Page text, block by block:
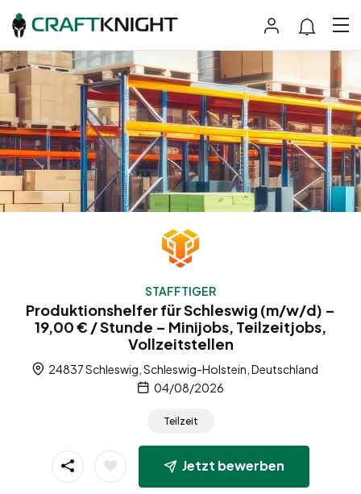
STAFFTIGER
Produktionshelfer für Schleswig (m/w/d) –
19,00 € / Stunde – Minijobs, Teilzeitjobs,
Vollzeitstellen
24837 Schleswig, Schleswig-Holstein, Deutschland
04/08/2026
Teilzeit
Jetzt bewerben